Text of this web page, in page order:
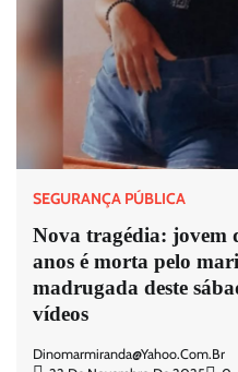
SEGURANÇA PÚBLICA
Nova tragédia: jovem
anos é morta pelo
madrugada deste
vídeos
Dinomarmiranda@yahoo.com.br